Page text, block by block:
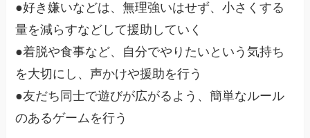
●好き嫌いなどは、無理強いはせず、小さくする
量を減らすなどして援助していく
●着脱や食事など、自分でやりたいという気持ち
を大切にし、声かけや援助を行う
●友だち同士で遊びが広がるよう、簡単なルール
のあるゲームを行う